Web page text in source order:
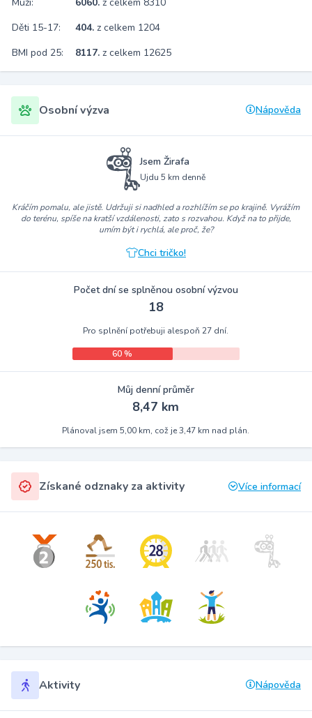
Děti 15-17:
404. z celkem 1204
BMI pod 25:
8117. z celkem 12625
Osobní výzva Nápověda
Jsem Žirafa
Ujdu 5 km denně
Kráčím pomalu, ale jistě. Udržuji si nadhled a rozhlížím se po krajině. Vyrážím
do terénu, spíše na kratší vzdálenosti, zato s rozvahou. Když na to přijde,
umím být i rychlá, ale proč, že?
Chci tričko!
Počet dní se splněnou osobní výzvou
18
Pro splnění potřebuji alespoň 27 dní.
60 %
Můj denní průměr
8,47 km
Plánoval jsem 5,00 km, což je 3,47 km nad plán.
Získané odznaky za aktivity Více informací
Aktivity Nápověda